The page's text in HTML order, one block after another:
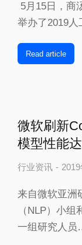
5月15日，商
举办了2019
Read article
微软刷新
模型性能
行业资讯
来自微软亚洲
（NLP）小
一组研究人